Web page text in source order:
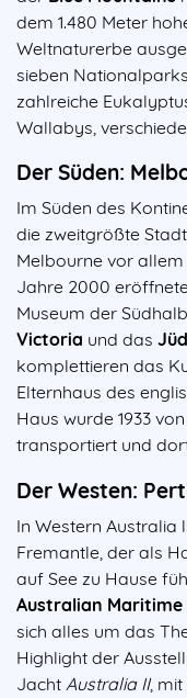
dem 1.480 Meter
Weltnaturerbe
sieben
zahlreiche
Wallabys,
Der Süden:
Im Süden des
die zweitgrößte
Melbourne vor
Jahre 2000
Museum der
Victoria und das
komplettieren das
Elternhaus des
Haus wurde 1933
transportiert und
Der Westen:
In Western Australia
Fremantle, der als
auf See zu Hause
Australian Maritime
sich alles um das
Highlight der
Jacht Australia II,